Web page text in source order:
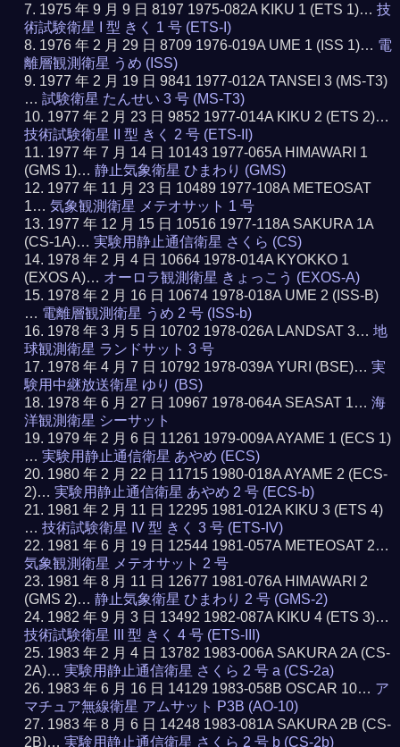
1975 年 9 月 9 日 8197 1975-082A KIKU 1 (ETS 1)…技
術試験衛星 I 型 きく 1 号 (ETS-I)
1976 年 2 月 29 日 8709 1976-019A UME 1 (ISS 1)… 電
離層観測衛星 うめ (ISS)
1977 年 2 月 19 日 9841 1977-012A TANSEI 3 (MS-T3)
…試験衛星 たんせい 3 号 (MS-T3)
1977 年 2 月 23 日 9852 1977-014A KIKU 2 (ETS 2)…
技術試験衛星 II 型 きく 2 号 (ETS-II)
1977 年 7 月 14 日 10143 1977-065A HIMAWARI 1
(GMS 1)…静止気象衛星 ひまわり (GMS)
1977 年 11 月 23 日 10489 1977-108A METEOSAT
1…気象観測衛星 メテオサット 1 号
1977 年 12 月 15 日 10516 1977-118A SAKURA 1A
(CS-1A)…実験用静止通信衛星 さくら (CS)
1978 年 2 月 4 日 10664 1978-014A KYOKKO 1
(EXOS A)… オーロラ観測衛星 きょっこう (EXOS-A)
1978 年 2 月 16 日 10674 1978-018A UME 2 (ISS-B)
… 電離層観測衛星 うめ 2 号 (ISS-b)
1978 年 3 月 5 日 10702 1978-026A LANDSAT 3…地
球観測衛星 ランドサット 3 号
1978 年 4 月 7 日 10792 1978-039A YURI (BSE)…実
験用中継放送衛星 ゆり (BS)
1978 年 6 月 27 日 10967 1978-064A SEASAT 1…海
洋観測衛星 シーサット
1979 年 2 月 6 日 11261 1979-009A AYAME 1 (ECS 1)
…実験用静止通信衛星 あやめ (ECS)
1980 年 2 月 22 日 11715 1980-018A AYAME 2 (ECS-
2)…実験用静止通信衛星 あやめ 2 号 (ECS-b)
1981 年 2 月 11 日 12295 1981-012A KIKU 3 (ETS 4)
…技術試験衛星 IV 型 きく 3 号 (ETS-IV)
1981 年 6 月 19 日 12544 1981-057A METEOSAT 2…
気象観測衛星 メテオサット 2 号
1981 年 8 月 11 日 12677 1981-076A HIMAWARI 2
(GMS 2)…静止気象衛星 ひまわり 2 号 (GMS-2)
1982 年 9 月 3 日 13492 1982-087A KIKU 4 (ETS 3)…
技術試験衛星 III 型 きく 4 号 (ETS-III)
1983 年 2 月 4 日 13782 1983-006A SAKURA 2A (CS-
2A)…実験用静止通信衛星 さくら 2 号 a (CS-2a)
1983 年 6 月 16 日 14129 1983-058B OSCAR 10… ア
マチュア無線衛星 アムサット P3B (AO-10)
1983 年 8 月 6 日 14248 1983-081A SAKURA 2B (CS-
2B)…実験用静止通信衛星 さくら 2 号 b (CS-2b)